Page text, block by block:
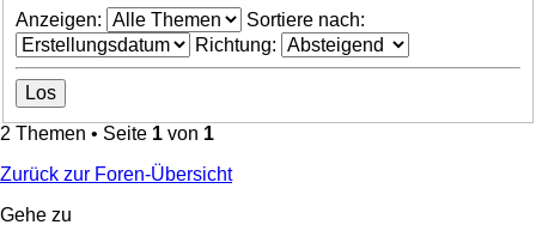
Anzeigen:
Sortiere nach:
Richtung:
2 Themen • Seite 1 von 1
Zurück zur Foren-Übersicht
Gehe zu